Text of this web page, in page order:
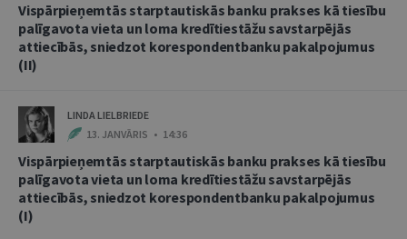
Vispārpieņemtās starptautiskās banku prakses kā tiesību
palīgavota vieta un loma kredītiestāžu savstarpējās
attiecībās, sniedzot korespondentbanku pakalpojumus
(II)
LINDA LIELBRIEDE
13. JANVĀRIS • 14:36
Vispārpieņemtās starptautiskās banku prakses kā tiesību
palīgavota vieta un loma kredītiestāžu savstarpējās
attiecībās, sniedzot korespondentbanku pakalpojumus
(I)